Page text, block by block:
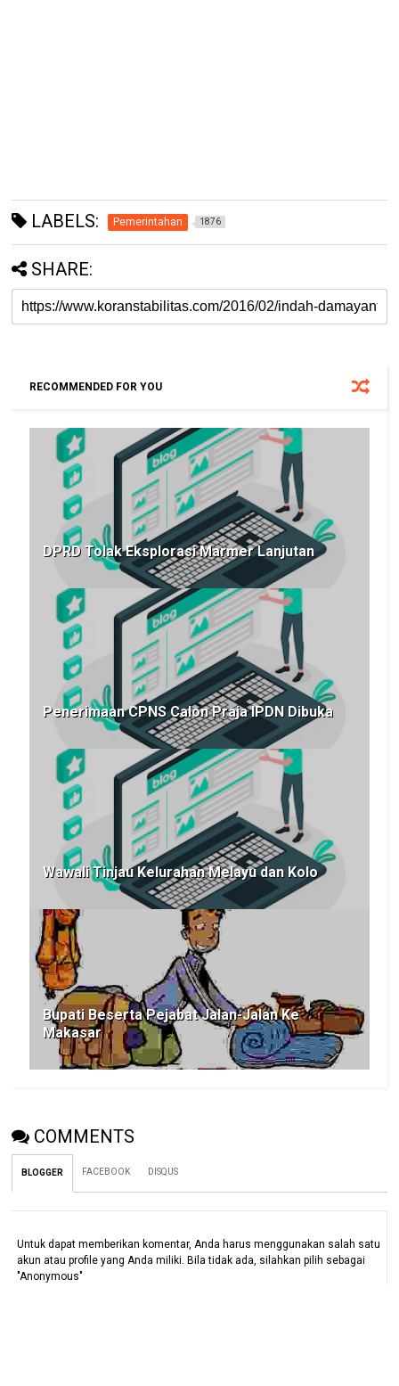
LABELS: Pemerintahan 1876
SHARE:
RECOMMENDED FOR YOU
DPRD Tolak Eksplorasi Marmer Lanjutan
Penerimaan CPNS Calon Praja IPDN Dibuka
Wawali Tinjau Kelurahan Melayu dan Kolo
Bupati Beserta Pejabat Jalan-Jalan Ke
Makasar
COMMENTS
BLOGGER FACEBOOK DISQUS
Untuk dapat memberikan komentar, Anda harus menggunakan salah satu
akun atau profile yang Anda miliki. Bila tidak ada, silahkan pilih sebagai
"Anonymous"